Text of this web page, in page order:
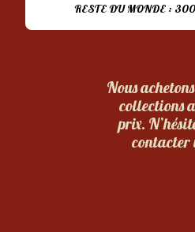
RESTE DU MONDE :
Nous
collections
prix.